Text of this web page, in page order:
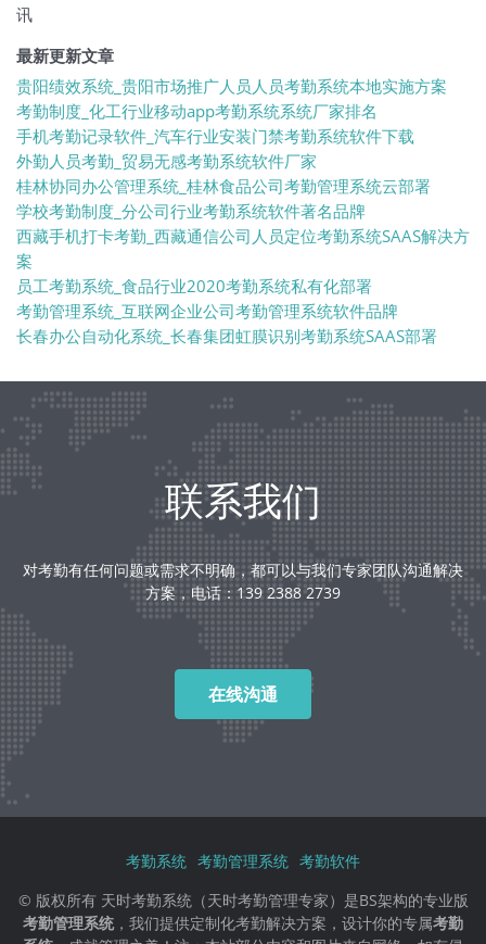
讯
最新更新文章
贵阳绩效系统_贵阳市场推广人员人员考勤系统本地实施方案
考勤制度_化工行业移动app考勤系统系统厂家排名
手机考勤记录软件_汽车行业安装门禁考勤系统软件下载
外勤人员考勤_贸易无感考勤系统软件厂家
桂林协同办公管理系统_桂林食品公司考勤管理系统云部署
学校考勤制度_分公司行业考勤系统软件著名品牌
西藏手机打卡考勤_西藏通信公司人员定位考勤系统SAAS解决方
案
员工考勤系统_食品行业2020考勤系统私有化部署
考勤管理系统_互联网企业公司考勤管理系统软件品牌
长春办公自动化系统_长春集团虹膜识别考勤系统SAAS部署
联系我们
对考勤有任何问题或需求不明确，都可以与我们专家团队沟通解决
方案，电话：139 2388 2739
在线沟通
考勤系统 考勤管理系统 考勤软件
© 版权所有 天时考勤系统（天时考勤管理专家）是BS架构的专业版
考勤管理系统，我们提供定制化考勤解决方案，设计你的专属考勤